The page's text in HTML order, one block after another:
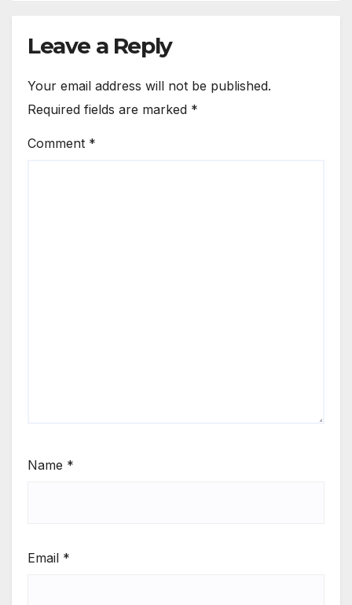
Leave a Reply
Your email address will not be published.
Required fields are marked *
Comment *
Name *
Email *